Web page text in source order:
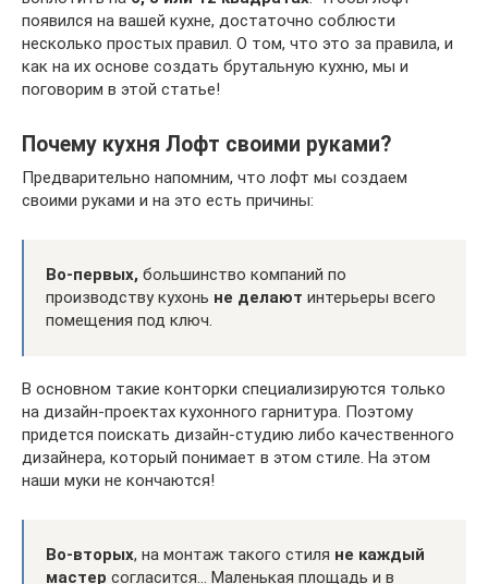
появился на вашей кухне, достаточно соблюсти
несколько простых правил. О том, что это за правила, и
как на их основе создать брутальную кухню, мы и
поговорим в этой статье!
Почему кухня Лофт своими руками?
Предварительно напомним, что лофт мы создаем
своими руками и на это есть причины:
Во-первых, большинство компаний по
производству кухонь не делают интерьеры всего
помещения под ключ.
В основном такие конторки специализируются только
на дизайн-проектах кухонного гарнитура. Поэтому
придется поискать дизайн-студию либо качественного
дизайнера, который понимает в этом стиле. На этом
наши муки не кончаются!
Во-вторых, на монтаж такого стиля не каждый
мастер согласится… Маленькая площадь и в